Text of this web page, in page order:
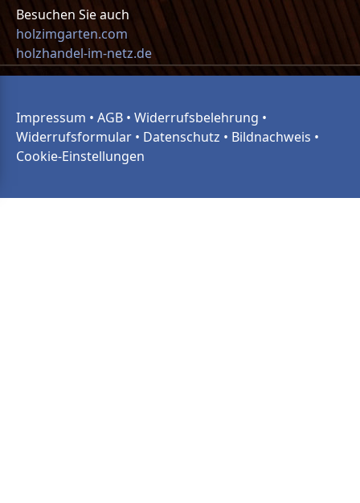
Besuchen Sie auch
holzimgarten.com
holzhandel-im-netz.de
Impressum • AGB • Widerrufsbelehrung •
Widerrufsformular • Datenschutz • Bildnachweis •
Cookie-Einstellungen